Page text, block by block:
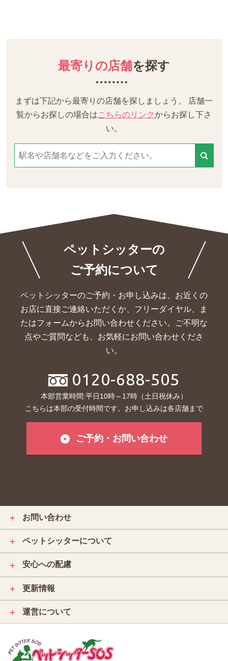
最寄りの店舗を探す
まずは下記から最寄りの店舗を探しましょう。
店舗一
覧からお探しの場合はこちらのリンクからお探し下さ
い。
ペットシッターの
ご予約について
ペットシッターのご予約・お申し込みは、お近くの
お店に直接ご連絡いただくか、 フリーダイヤル、ま
たはフォームからお問い合わせください。ご不明な
点やご質問なども、お気軽にお問い合わせくださ
い。
0120-688-505
本部営業時間:平日10時～17時（土日祝休み）
こちらは本部の受付時間です。お申し込みは各店舗まで
ご予約・お問い合わせ
＋ お問い合わせ
＋ ペットシッターについて
＋ 安心への配慮
＋ 更新情報
＋ 運営について